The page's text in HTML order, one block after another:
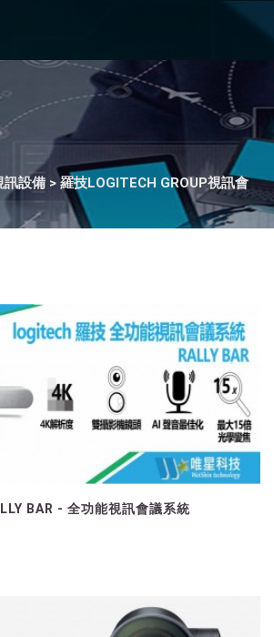
設備 > 羅技LOGITECH GROUP視訊會
BAR - 全功能視訊會議系統